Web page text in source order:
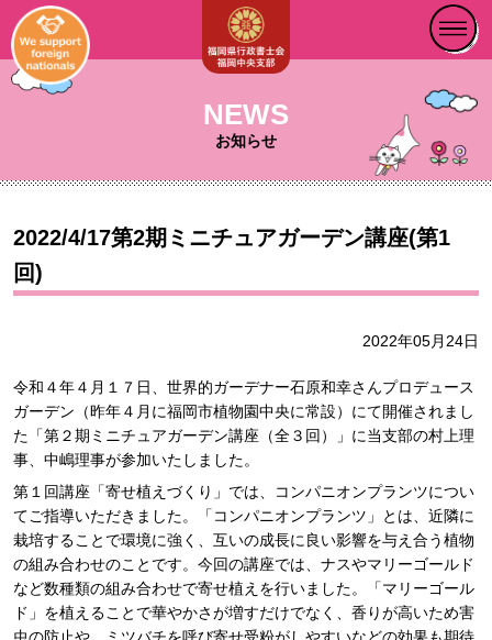
NEWS
お知らせ
2022/4/17第2期ミニチュアガーデン講座(第1
回)
2022年05月24日
令和４年４月１７日、世界的ガーデナー石原和幸さんプロデュース
ガーデン（昨年４月に福岡市植物園中央に常設）にて開催されまし
た「第２期ミニチュアガーデン講座（全３回）」に当支部の村上理
事、中嶋理事が参加いたしました。
第１回講座「寄せ植えづくり」では、コンパニオンプランツについ
てご指導いただきました。「コンパニオンプランツ」とは、近隣に
栽培することで環境に強く、互いの成長に良い影響を与え合う植物
の組み合わせのことです。今回の講座では、ナスやマリーゴールド
など数種類の組み合わせで寄せ植えを行いました。「マリーゴール
ド」を植えることで華やかさが増すだけでなく、香りが高いため害